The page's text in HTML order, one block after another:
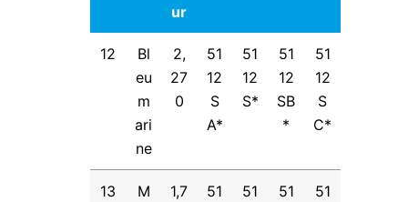
ur
12
Bl
eu
m
ari
ne
2,
27
0
51
12
S
A*
51
12
S*
51
12
SB
*
51
12
S
C*
13
M
1,7
51
51
51
51